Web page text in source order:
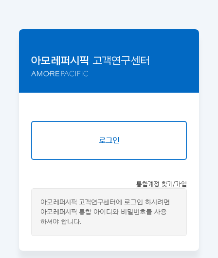
로그인
통합계정 찾기/가입
아모레퍼시픽 고객연구센터에 로그인 하시려면
아모레퍼시픽 통합 아이디와 비밀번호를 사용
하셔야 합니다.